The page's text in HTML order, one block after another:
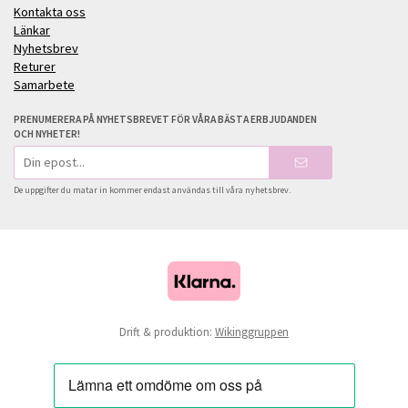
Kontakta oss
Länkar
Nyhetsbrev
Returer
Samarbete
PRENUMERERA PÅ NYHETSBREVET FÖR VÅRA BÄSTA ERBJUDANDEN
OCH NYHETER!
postadress
De uppgifter du matar in kommer endast användas till våra nyhetsbrev.
Drift & produktion: Wikinggruppen